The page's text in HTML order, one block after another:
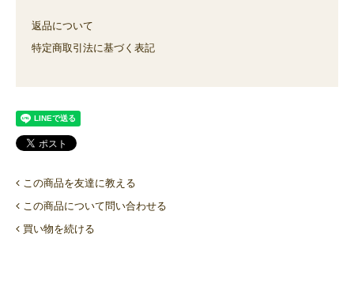
返品について
特定商取引法に基づく表記
この商品を友達に教える
この商品について問い合わせる
買い物を続ける